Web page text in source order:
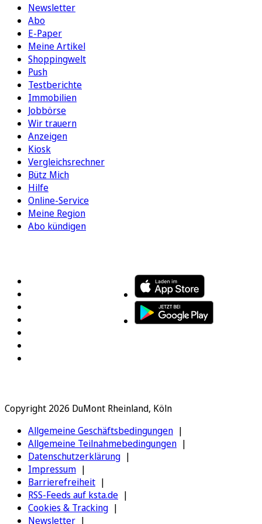
Newsletter
Abo
E-Paper
Meine Artikel
Shoppingwelt
Push
Testberichte
Immobilien
Jobbörse
Wir trauern
Anzeigen
Kiosk
Vergleichsrechner
Bütz Mich
Hilfe
Online-Service
Meine Region
Abo kündigen
Copyright 2026 DuMont Rheinland, Köln
Allgemeine Geschäftsbedingungen
Allgemeine Teilnahmebedingungen
Datenschutzerklärung
Impressum
Barrierefreiheit
RSS-Feeds auf ksta.de
Cookies & Tracking
Newsletter